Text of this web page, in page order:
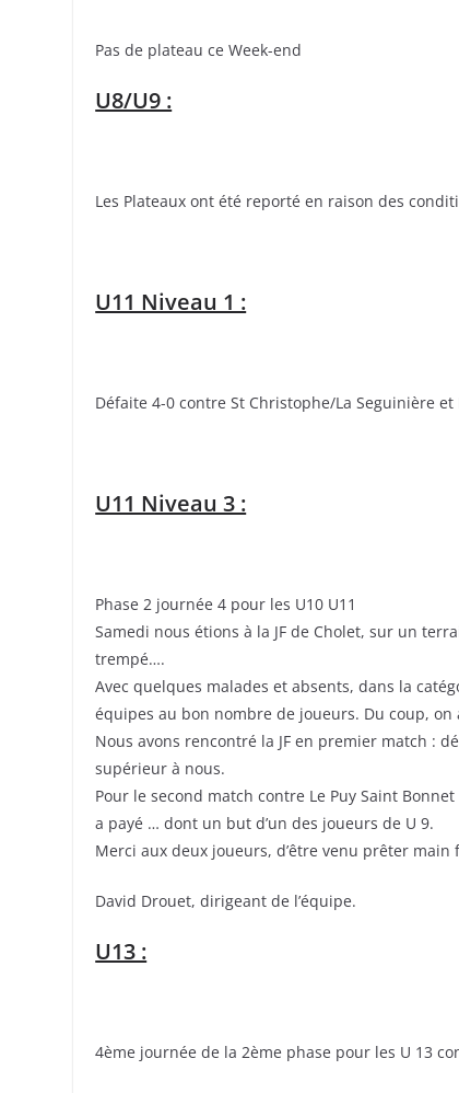
Pas de plateau ce Week-end
U8/U9 :
Les Plateaux ont été reporté en raison des
U11 Niveau 1 :
Défaite 4-0 contre St Christophe/La Seguinière
U11 Niveau 3 :
Phase 2 journée 4 pour les U10 U11
Samedi nous étions à la JF de Cholet, sur un
trempé….
Avec quelques malades et absents, dans la
équipes au bon nombre de joueurs. Du coup,
Nous avons rencontré la JF en premier match :
supérieur à nous.
Pour le second match contre Le Puy Saint
a payé … dont un but d’un des joueurs de U 9.
Merci aux deux joueurs, d’être venu prêter main
David Drouet, dirigeant de l’équipe.
U13 :
4ème journée de la 2ème phase pour les U 13